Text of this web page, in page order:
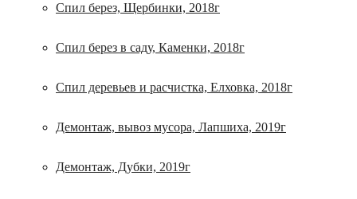
Спил берез, Щербинки, 2018г
Спил берез в саду, Каменки, 2018г
Спил деревьев и расчистка, Елховка, 2018г
Демонтаж, вывоз мусора, Лапшиха, 2019г
Демонтаж, Дубки, 2019г